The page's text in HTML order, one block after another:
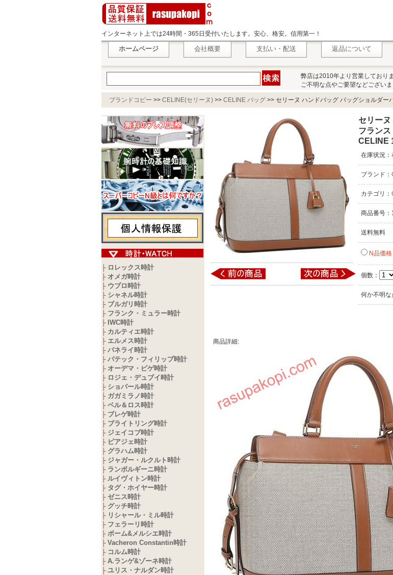
インターネット上では24時間・365日受付いたします。安心、格安。信用第一！
ホームページ 会社概要 支払い・配送 返品について
弊店は2010年より営業しており
ご不明な点やご要望などござい
ブランドコピー >> CELINE(セリーヌ) >> CELINE バッグ >> セリーヌ ハンドバッグ バッグショルダー
ス CELINE 192662CQY 02NT
├ ロレックス時計
├ オメガ時計
├ ウブロ時計
├ シャネル時計
├ ブルガリ時計
├ フランク・ミュラー時計
├ IWC時計
├ カルティエ時計
├ エルメス時計
├ パネライ時計
├ パテック・フィリップ時計
├ オーデマ・ピゲ時計
├ ロジェ・デュブイ時計
├ ショパール時計
├ ガガミラノ時計
├ ベル＆ロス時計
├ ブレゲ時計
├ ブライトリング時計
├ ジェイコブ時計
├ ピアジェ時計
├ グラハム時計
├ ジャガー・ルクルト時計
├ ランボルギーニ時計
├ ルイヴィトン時計
├ タグ・ホイヤー時計
├ ゼニス時計
├ グッチ時計
├ リシャール・ミル時計
├ フェラーリ時計
├ ボーム&メルシエ時計
├ Vacheron Constantin時計
├ コルム時計
├ A.ランゲ&ゾーネ時計
├ ユリス・ナルダン時計
セリー
フラン
CELINE
在庫状況：
ブランド：
カテゴリ：
商品番号
送料無料
N品価
個数：
何か不明な
商品詳細: